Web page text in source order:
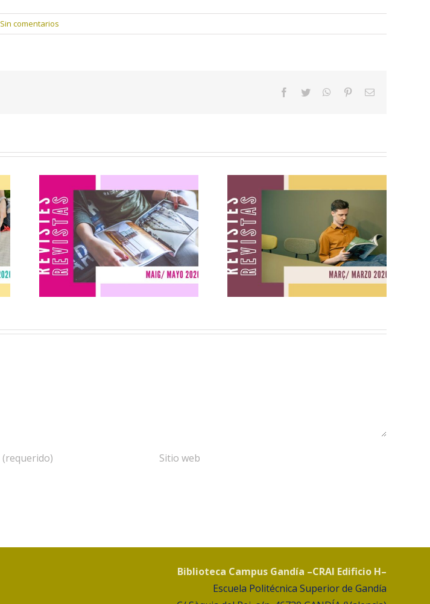
Sin comentarios
facebooktwitter whatsapppinterestCorreo
Revistas mayo
2026
Revistas marzo
2026
Biblioteca Campus Gandía –CRAI Edificio H–
Escuela Politécnica Superior de Gandía